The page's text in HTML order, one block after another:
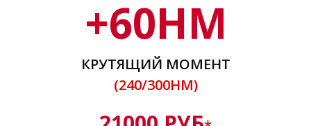
+60НМ
КРУТЯЩИЙ МОМЕНТ
(240/300НМ)